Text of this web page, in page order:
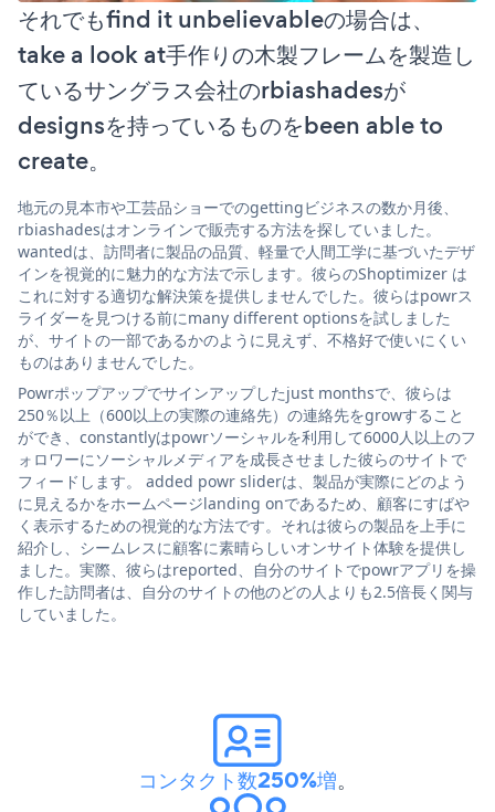
それでもfind it unbelievableの場合は、
take a look at手作りの木製フレームを製造し
ているサングラス会社のrbiashadesが
designsを持っているものをbeen able to
create。
地元の見本市や工芸品ショーでのgettingビジネスの数か月後、
rbiashadesはオンラインで販売する方法を探していました。
wantedは、訪問者に製品の品質、軽量で人間工学に基づいたデザ
インを視覚的に魅力的な方法で示します。彼らのShoptimizer は
これに対する適切な解決策を提供しませんでした。彼らはpowrス
ライダーを見つける前にmany different optionsを試しました
が、サイトの一部であるかのように見えず、不格好で使いにくい
ものはありませんでした。
Powrポップアップでサインアップしたjust monthsで、彼らは
250％以上（600以上の実際の連絡先）の連絡先をgrowすること
ができ、constantlyはpowrソーシャルを利用して6000人以上のフ
ォロワーにソーシャルメディアを成長させました彼らのサイトで
フィードします。 added powr sliderは、製品が実際にどのよう
に見えるかをホームページlanding onであるため、顧客にすばや
く表示するための視覚的な方法です。それは彼らの製品を上手に
紹介し、シームレスに顧客に素晴らしいオンサイト体験を提供し
ました。実際、彼らはreported、自分のサイトでpowrアプリを操
作した訪問者は、自分のサイトの他のどの人よりも2.5倍長く関与
していました。
コンタクト数250%増。